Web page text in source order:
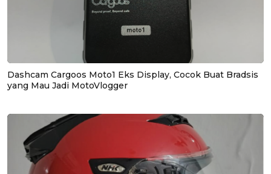
Dashcam Cargoos Moto1 Eks Display, Cocok Buat Bradsis
yang Mau Jadi MotoVlogger